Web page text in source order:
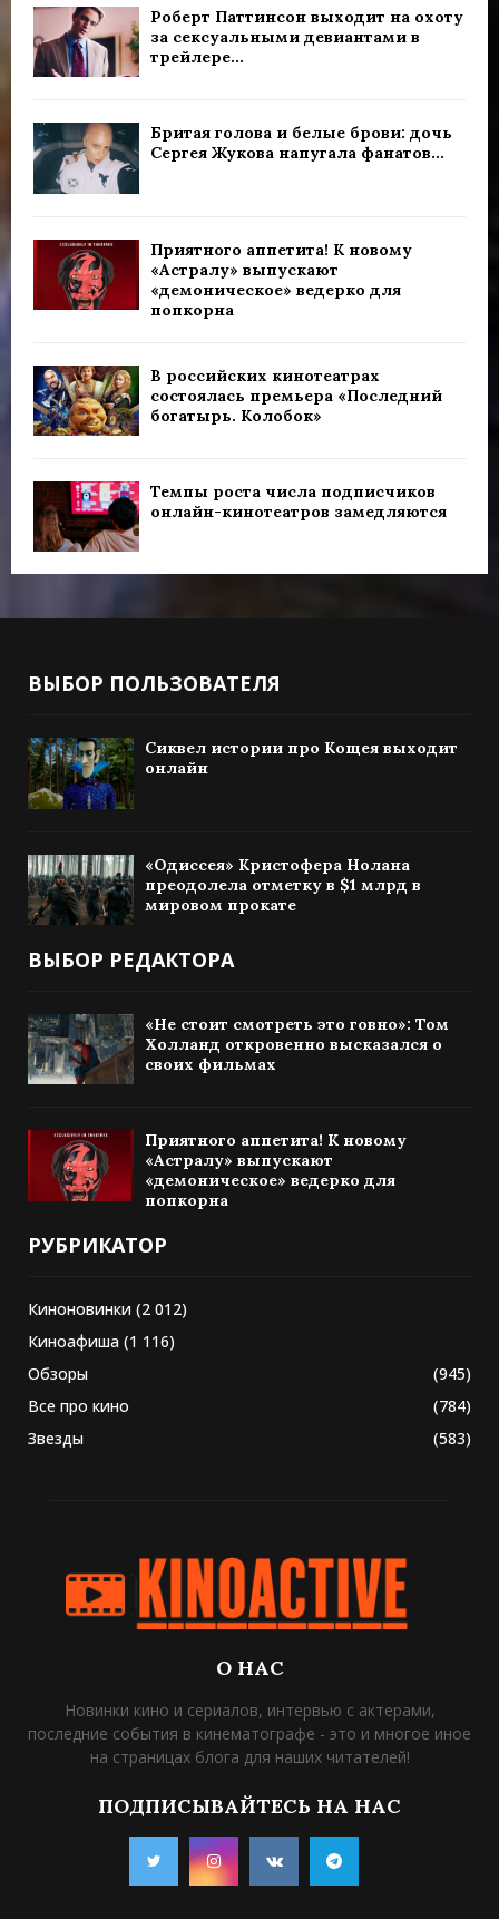
Роберт Паттинсон выходит на охоту
за сексуальными девиантами в
трейлере...
Бритая голова и белые брови: дочь
Сергея Жукова напугала фанатов...
Приятного аппетита! К новому
«Астралу» выпускают
«демоническое» ведерко для
попкорна
В российских кинотеатрах
состоялась премьера «Последний
богатырь. Колобок»
Темпы роста числа подписчиков
онлайн-кинотеатров замедляются
ВЫБОР ПОЛЬЗОВАТЕЛЯ
Сиквел истории про Кощея выходит
онлайн
«Одиссея» Кристофера Нолана
преодолела отметку в $1 млрд в
мировом прокате
ВЫБОР РЕДАКТОРА
«Не стоит смотреть это говно»: Том
Холланд откровенно высказался о
своих фильмах
Приятного аппетита! К новому
«Астралу» выпускают
«демоническое» ведерко для
попкорна
РУБРИКАТОР
Киноновинки (2 012)
Киноафиша (1 116)
Обзоры
(945)
Все про кино
(784)
Звезды
(583)
О НАС
Новинки кино и сериалов, интервью с актерами,
последние события в кинематографе - это и многое иное
на страницах блога для наших читателей!
ПОДПИСЫВАЙТЕСЬ НА НАС